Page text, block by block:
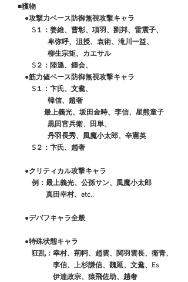
■獲物
●攻撃力ベース防御無視攻撃キャラ
S１：姜維、曹彰、項羽、劉邦、雷震子、
卑弥呼、沮授、袁術、滝川一益、
柳生宗矩、カエサル
S２：陸遜、鍾会、
●筋力値ベース防御無視攻撃キャラ
S１：卞氏、文鴦、
韓信、趙奢
最上義光、坂田金時、李信、星熊童子
黒田官兵衛、田単、
丹羽長秀、風魔小太郎、辛憲英
S２：卞氏、趙奢
●クリティカル攻撃キャラ
例：最上義光、公孫サン、風魔小太郎
真田幸村、etc..
●デバフキャラ全般
●特殊状態キャラ
狂乱：幸村、荊軻、趙雲、関羽雲長、衛青、
李信、上杉謙信、魏延、文鴦、Es
伊達政宗、猿飛佐助、趙奢